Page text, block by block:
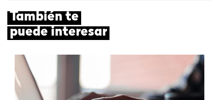
También te
puede interesar